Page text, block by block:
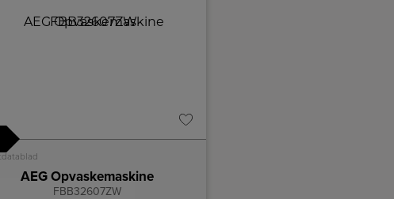
AEG Opvaskemaskine
FBB32607ZW